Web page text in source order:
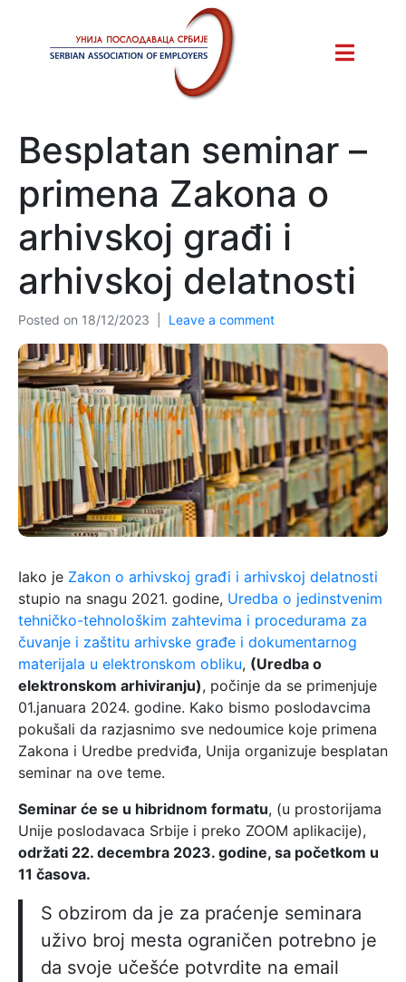
Besplatan seminar –
primena Zakona o
arhivskoj građi i
arhivskoj delatnosti
Posted on 18/12/2023 Leave a comment
Iako je Zakon o arhivskoj građi i arhivskoj delatnosti
stupio na snagu 2021. godine, Uredba o jedinstvenim
tehničko-tehnološkim zahtevima i procedurama za
čuvanje i zaštitu arhivske građe i dokumentarnog
materijala u elektronskom obliku, (Uredba o
elektronskom arhiviranju), počinje da se primenjuje
01.januara 2024. godine. Kako bismo poslodavcima
pokušali da razjasnimo sve nedoumice koje primena
Zakona i Uredbe predviđa, Unija organizuje besplatan
seminar na ove teme.
Seminar će se u hibridnom formatu, (u prostorijama
Unije poslodavaca Srbije i preko ZOOM aplikacije),
održati 22. decembra 2023. godine, sa početkom u
11 časova.
S obzirom da je za praćenje seminara
uživo broj mesta ograničen potrebno je
da svoje učešće potvrdite na email